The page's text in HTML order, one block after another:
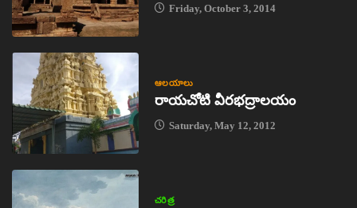
Friday, October 3, 2014
ఆలయాలు
రాయచోటి వీరభద్రాలయం
Saturday, May 12, 2012
చరిత్ర